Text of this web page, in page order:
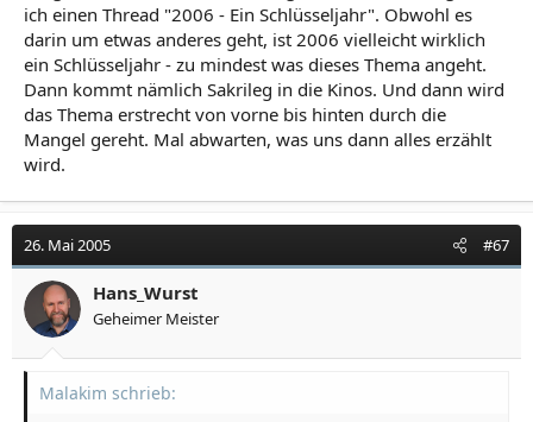
das bekannte "Haschisch" ab, denn vor ihren Aktionen
berauschten sich die Assassinen regelmäßig ... .
"Der alte vom Berg" mit Osama bin-Laden zu
vergleichen ... naja, lasse ich mal dahingestellt.
Zu allen Stichworten sagt und weiß Wikipedia mehr 8)
ich einen Thread "2006 - Ein Schlüsseljahr". Obwohl es
darin um etwas anderes geht, ist 2006 vielleicht wirklich
ein Schlüsseljahr - zu mindest was dieses Thema angeht.
Dann kommt nämlich Sakrileg in die Kinos. Und dann wird
das Thema erstrecht von vorne bis hinten durch die
Mangel gereht. Mal abwarten, was uns dann alles erzählt
wird.
26. Mai 2005 #67
Hans_Wurst
Geheimer Meister
Malakim schrieb: